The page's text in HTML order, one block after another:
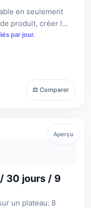
en seulement
produit, créer le
par jour.
⚖ Comparer
30 jours / 9
un plateau: 8
Aperçu